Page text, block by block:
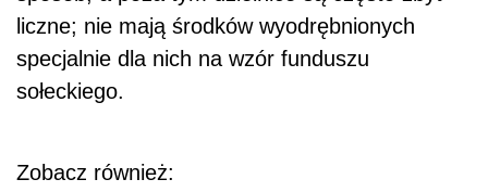
liczne; nie mają środków wyodrębnionych
specjalnie dla nich na wzór funduszu
sołeckiego.
Zobacz również: